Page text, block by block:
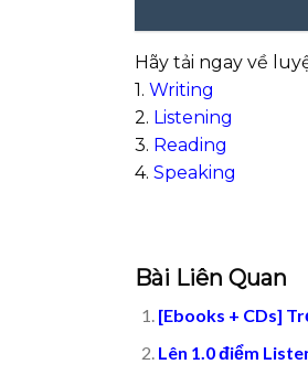
Hãy tải ngay về
1. Writing
2. Listening
3. Reading
4. Speaking
Bài Liên Quan
[Ebooks + CDs]
Lên 1.0 điểm